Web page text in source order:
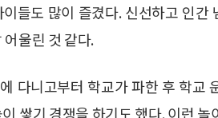
들도 많이 즐겼다. 신선하고 인
울린 것 같다.
다니고부터 학교가 파한 후 학교
쌓기 경쟁을 하기도 했다. 이런